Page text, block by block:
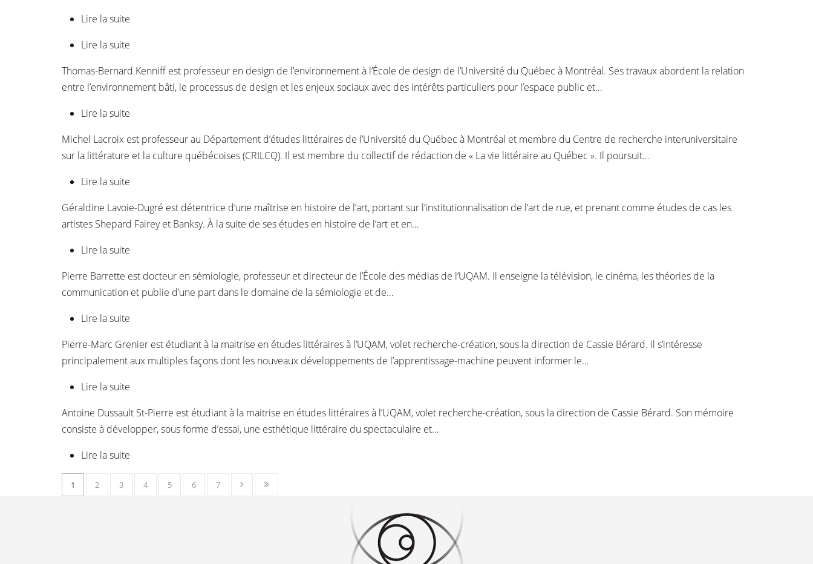
Lire la suite
Lire la suite
Thomas-Bernard Kenniff est professeur en design de l’environnement à l’École de design de l’Université du Québec à Montréal. Ses travaux abordent la relation
entre l’environnement bâti, le processus de design et les enjeux sociaux avec des intérêts particuliers pour l’espace public et…
Lire la suite
Michel Lacroix est professeur au Département d’études littéraires de l’Université du Québec à Montréal et membre du Centre de recherche interuniversitaire
sur la littérature et la culture québécoises (CRILCQ). Il est membre du collectif de rédaction de « La vie littéraire au Québec ». Il poursuit…
Lire la suite
Géraldine Lavoie-Dugré est détentrice d’une maîtrise en histoire de l’art, portant sur l’institutionnalisation de l’art de rue, et prenant comme études de cas les
artistes Shepard Fairey et Banksy. À la suite de ses études en histoire de l’art et en…
Lire la suite
Pierre Barrette est docteur en sémiologie, professeur et directeur de l’École des médias de l’UQAM. Il enseigne la télévision, le cinéma, les théories de la
communication et publie d’une part dans le domaine de la sémiologie et de…
Lire la suite
Pierre-Marc Grenier est étudiant à la maitrise en études littéraires à l’UQAM, volet recherche-création, sous la direction de Cassie Bérard. Il s’intéresse
principalement aux multiples façons dont les nouveaux développements de l’apprentissage-machine peuvent informer le…
Lire la suite
Antoine Dussault St-Pierre est étudiant à la maitrise en études littéraires à l’UQAM, volet recherche-création, sous la direction de Cassie Bérard. Son mémoire
consiste à développer, sous forme d’essai, une esthétique littéraire du spectaculaire et…
Lire la suite
1 2 3 4 5 6 7